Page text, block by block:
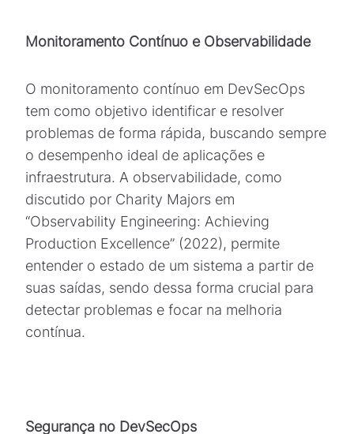
Monitoramento Contínuo e Observabilidade
O monitoramento contínuo em DevSecOps
tem como objetivo identificar e resolver
problemas de forma rápida, buscando sempre
o desempenho ideal de aplicações e
infraestrutura. A observabilidade, como
discutido por Charity Majors em
“Observability Engineering: Achieving
Production Excellence” (2022), permite
entender o estado de um sistema a partir de
suas saídas, sendo dessa forma crucial para
detectar problemas e focar na melhoria
contínua.
Segurança no DevSecOps